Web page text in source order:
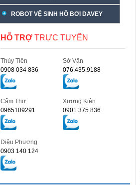
ROBOT VỆ SINH HỒ BƠI DAVEY
HỖ TRỢ TRỰC TUYẾN
Thủy Tiên
0908 034 836
Sở Vân
076.435.9188
Cẩm Thơ
0965109291
Xương Kiên
0901 375 836
Diệu Phương
0903 140 124